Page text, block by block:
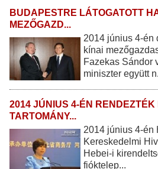
BUDAPESTRE LÁTOGATOTT
MEZŐGAZD...
2014 június 4-én
kínai
Fazekas Sándor
miniszter együtt
2014 JÚNIUS 4-ÉN RENDEZTÉK
TARTOMÁNY...
2014 június 4-én
Kereskedelmi
Hebei-i
fióktelep...